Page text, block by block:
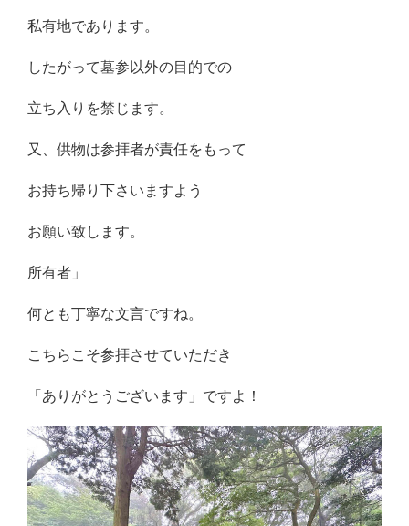
私有地であります。
したがって墓参以外の目的での
立ち入りを禁じます。
又、供物は参拝者が責任をもって
お持ち帰り下さいますよう
お願い致します。
所有者」
何とも丁寧な文言ですね。
こちらこそ参拝させていただき
「ありがとうございます」ですよ！